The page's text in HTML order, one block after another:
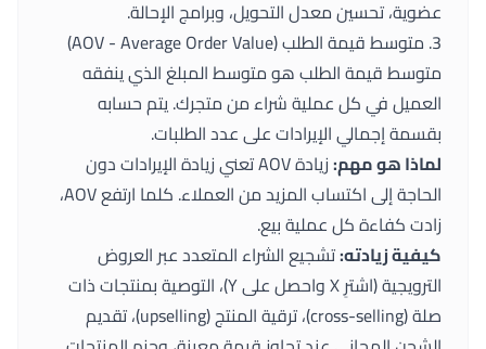
عضوية، تحسين معدل التحويل، وبرامج الإحالة.
3. متوسط قيمة الطلب (AOV - Average Order Value)
متوسط قيمة الطلب هو متوسط المبلغ الذي ينفقه
العميل في كل عملية شراء من متجرك. يتم حسابه
بقسمة إجمالي الإيرادات على عدد الطلبات.
لماذا هو مهم:
زيادة AOV تعني زيادة الإيرادات دون
الحاجة إلى اكتساب المزيد من العملاء. كلما ارتفع AOV،
زادت كفاءة كل عملية بيع.
كيفية زيادته:تشجيع الشراء المتعدد عبر العروض
الترويجية (اشترِ X واحصل على Y)، التوصية بمنتجات ذات
صلة (cross-selling)، ترقية المنتج (upselling)، تقديم